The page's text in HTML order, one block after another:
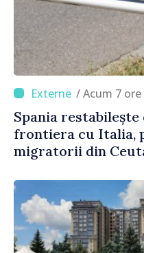
/ Acum 7 ore
Spania
frontiera cu Italia,
migratorii din